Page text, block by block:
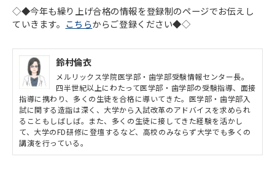
◇◆今年も繰り上げ合格の情報を登録制のページでお伝えし
ていきます。 こちらからご登録ください◆◇
鈴村倫衣
メルリックス学院医学部・歯学部受験情報センター長。
四半世紀以上にわたって医学部・歯学部の受験指導、面接
指導に携わり、多くの生徒を合格に導いてきた。医学部・歯学部入
試に関する造詣は深く、大学から入試改革のアドバイスを求められ
ることもしばしば。また、多くの生徒に接してきた経験を活かし
て、大学のFD研修に登壇するなど、高校のみならず大学でも多くの
講演を行っている。